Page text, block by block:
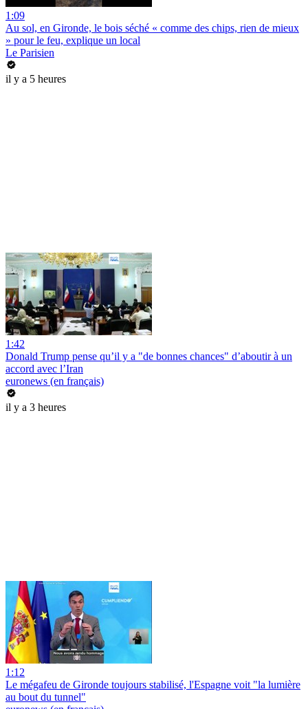
1:09
Au sol, en Gironde, le bois séché « comme des chips, rien de mieux
» pour le feu, explique un local
Le Parisien
il y a 5 heures
1:42
Donald Trump pense qu’il y a "de bonnes chances" d’aboutir à un
accord avec l’Iran
euronews (en français)
il y a 3 heures
1:12
Le mégafeu de Gironde toujours stabilisé, l'Espagne voit "la lumière
au bout du tunnel"